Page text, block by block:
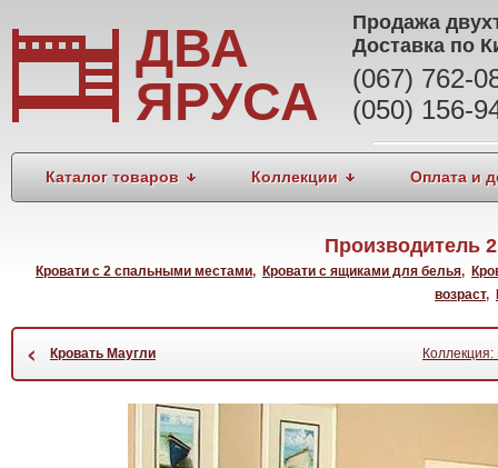
ДВА
ЯРУСА
Продажа
Доставка по
(067) 762-
(050) 156-
Каталог товаров Коллекции Оплата и
Производитель
Кровати с 2 спальными местами, Кровати с ящиками для белья,
возраст,
‹ Кровать Маугли